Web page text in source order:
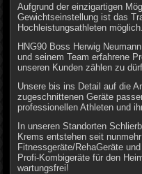
Aufgrund der einzigartigen
Gewichtseinstellung ist das
Hochleistungsathleten möglich.
HNG90 Boss Herwig
und seinem Team erfahrene
unseren Kunden zählen zu
Unsere bis ins Detail auf die
zugeschnittenen Geräte
professionellen Athleten und
In unseren Standorten
Krems entstehen seit
Fitnessgeräte/RehaGeräte
Profi-Kombigeräte für den
wartungsfrei!